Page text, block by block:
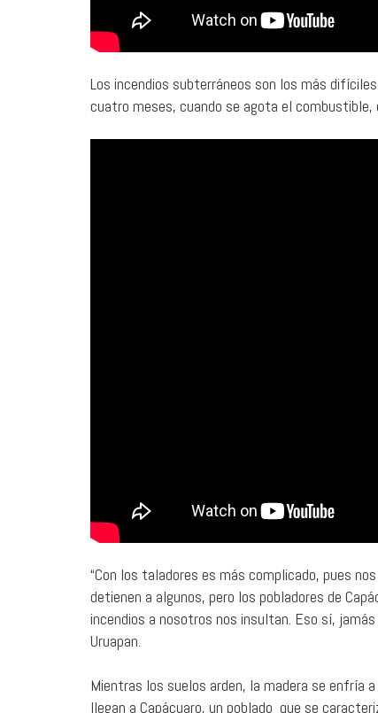
Los incendios subterráneos son los más
cuatro meses, cuando se agota el combustible,
“Con los taladores es más complicado, pues
detienen a algunos, pero los pobladores de
incendios a nosotros nos insultan. Eso sí,
Uruapan.
Mientras los suelos arden, la madera se enfría
llegan a Capácuaro, un poblado que se